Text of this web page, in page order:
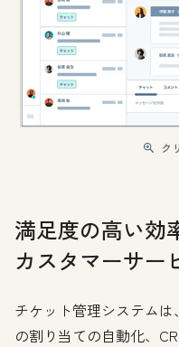
ク
満足度の高い効
カスタマーサー
チケット管理システム
の割り当ての自動化、